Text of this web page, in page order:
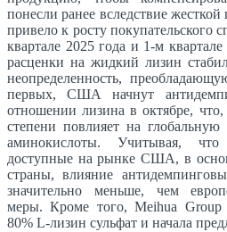
понесли ранее вследствие
привело к росту покупательского
квартале 2025 года и 1-м
расценки на жидкий лизин
неопределенность,
первых, США начнут
отношении лизина в октябре,
степени повлияет на
аминокислоты. Учитывая,
доступные на рынке США, в
страны, влияние
значительно меньше, чем
меры. Кроме того, Meihua Group
80% L-лизин сульфат и начала